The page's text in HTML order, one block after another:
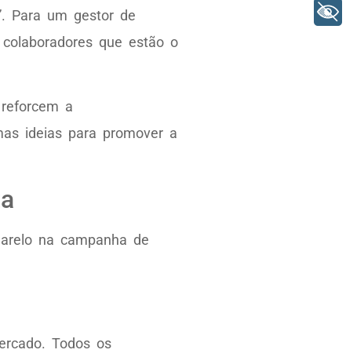
Para um gestor de
que estão o
a
ideias para promover a
na campanha de
Todos os